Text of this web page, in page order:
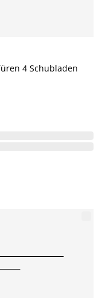
4 Schubladen